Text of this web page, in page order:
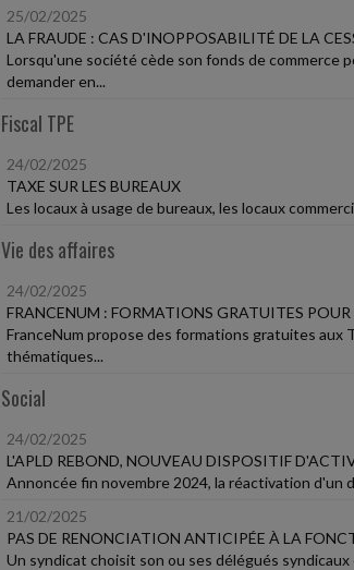
25/02/2025
LA FRAUDE : CAS D'INOPPOSABILITÉ DE LA
Lorsqu'une société cède son fonds de commerce
demander en...
Fiscal TPE
24/02/2025
TAXE SUR LES BUREAUX
Les locaux à usage de bureaux, les locaux
Vie des affaires
24/02/2025
FRANCENUM : FORMATIONS GRATUITES
FranceNum propose des formations gratuites aux
thématiques...
Social
24/02/2025
L'APLD REBOND, NOUVEAU DISPOSITIF
Annoncée fin novembre 2024, la réactivation d'un
21/02/2025
PAS DE RENONCIATION ANTICIPÉE À LA
Un syndicat choisit son ou ses délégués